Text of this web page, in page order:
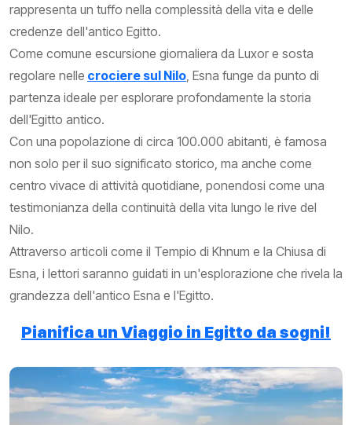
rappresenta un tuffo nella complessità della vita e delle
credenze dell'antico Egitto.
Come comune escursione giornaliera da Luxor e sosta
regolare nelle crociere sul Nilo, Esna funge da punto di
partenza ideale per esplorare profondamente la storia
dell'Egitto antico.
Con una popolazione di circa 100.000 abitanti, è famosa
non solo per il suo significato storico, ma anche come
centro vivace di attività quotidiane, ponendosi come una
testimonianza della continuità della vita lungo le rive del
Nilo.
Attraverso articoli come il Tempio di Khnum e la Chiusa di
Esna, i lettori saranno guidati in un'esplorazione che rivela la
grandezza dell'antico Esna e l'Egitto.
Pianifica un Viaggio in Egitto da sogni!